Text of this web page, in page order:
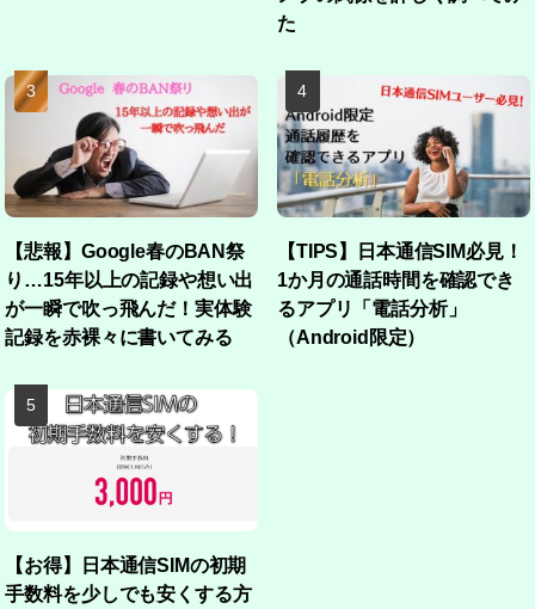
た
【悲報】Google春のBAN祭
り…15年以上の記録や想い出
が一瞬で吹っ飛んだ！実体験
記録を赤裸々に書いてみる
【TIPS】日本通信SIM必見！
1か月の通話時間を確認でき
るアプリ「電話分析」
（Android限定）
【お得】日本通信SIMの初期
手数料を少しでも安くする方